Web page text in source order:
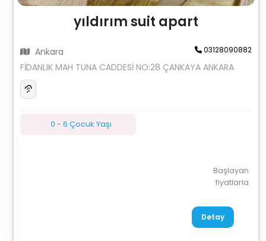
yıldırım suit apart
Ankara 03128090882
FİDANLIK MAH TUNA CADDESİ NO:28 ÇANKAYA ANKARA
0 - 6 Çocuk Yaşı
Başlayan
fiyatlarla
Detay